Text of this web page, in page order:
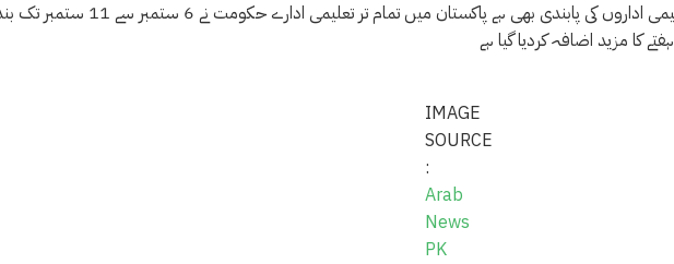
اٹھانا پڑرہے ہیں انہی میں سے ایک قدم تعلیمی اداروں کی پابندی بھی ہے پاکستان میں تمام تر تعلیمی ادارے حکومت نے 6 ستمبر سے
کا مزید اضافہ کردیا گیا ہے
IMAGE
SOURCE
:
Arab
News
PK